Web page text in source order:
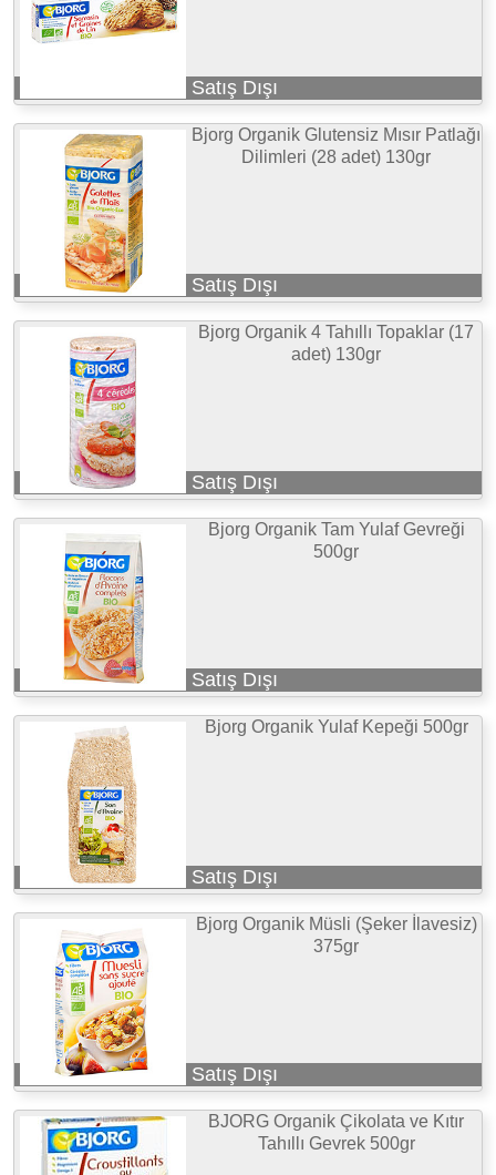
Satış Dışı
Bjorg Organik Glutensiz Mısır Patlağı
Dilimleri (28 adet) 130gr
Satış Dışı
Bjorg Organik 4 Tahıllı Topaklar (17
adet) 130gr
Satış Dışı
Bjorg Organik Tam Yulaf Gevreği
500gr
Satış Dışı
Bjorg Organik Yulaf Kepeği 500gr
Satış Dışı
Bjorg Organik Müsli (Şeker İlavesiz)
375gr
Satış Dışı
BJORG Organik Çikolata ve Kıtır
Tahıllı Gevrek 500gr